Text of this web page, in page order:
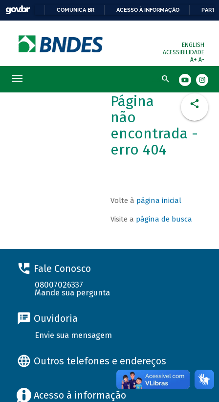
COMUNICA BR ACESSO À INFORMAÇÃO
ENGLISH
ACESSIBILIDADE
A+ A-
Busca
Página
não
encontrada -
erro 404
Volte à página inicial
Visite a página de busca
Fale Conosco
08007026337
Mande sua pergunta
Ouvidoria
Envie sua mensagem
Outros telefones e endereços
Acesso à informação